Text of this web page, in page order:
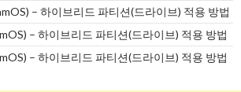
– 하이브리드 파티션(드라이브) 적용 방법
– 하이브리드 파티션(드라이브) 적용 방법
– 하이브리드 파티션(드라이브) 적용 방법